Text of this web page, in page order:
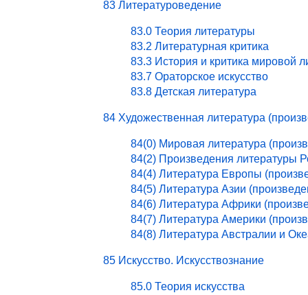
83 Литературоведение
83.0 Теория литературы
83.2 Литературная критика
83.3 История и критика мировой
83.7 Ораторское искусство
83.8 Детская литература
84 Художественная литература
84(0) Мировая литература
84(2) Произведения литературы
84(4) Литература Европы
84(5) Литература Азии
84(6) Литература Африки
84(7) Литература Америки
84(8) Литература Австралии и
85 Искусство. Искусствознание
85.0 Теория искусства